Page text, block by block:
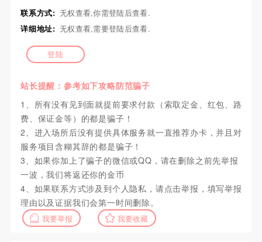
联系方式: 无权查看,你需登陆后查看.
详细地址: 无权查看,需要登陆后查看.
登陆
站长提醒：参考如下攻略防范骗子
1、所有没有见到面就提前要求付款（索取定金、红包、路
费、保证金等）的都是骗子！
2、进入场所后没有提供具体服务就一直推荐办卡，并且对
服务项目含糊其辞的都是骗子！
3、如果你加上了骗子的微信或QQ，请在删除之前先举报
一波，我们将返还你的金币
4、如果联系方式涉及到个人隐私，请点击举报，填写举报
理由以及证据我们会第一时间删除。
我要举报 我要收藏